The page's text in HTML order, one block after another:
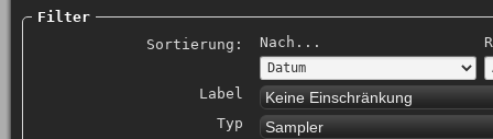
Filter
Sortierung:
Nach...
Label Keine Einschränkung
Typ Sampler